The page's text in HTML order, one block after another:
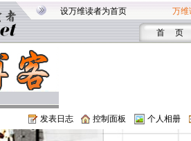
设万维读者为首页 万维
首 页
发表日志 控制面板 个人相册